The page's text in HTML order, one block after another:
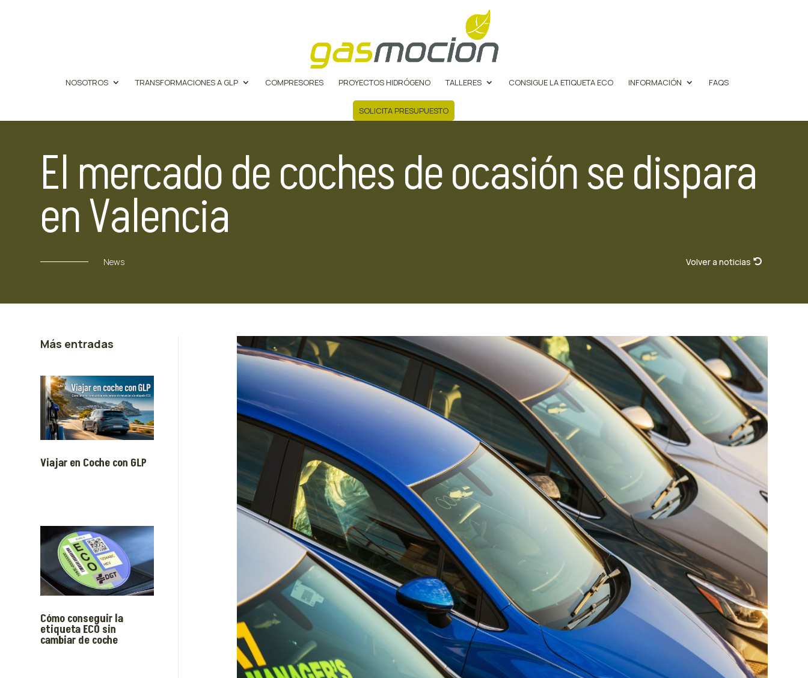
NOSOTROS TRANSFORMACIONES A GLP COMPRESORES PROYECTOS HIDRÓGENO TALLERES CONSIGUE LA ETIQUETA ECO INFORMACIÓN FAQS
SOLICITA PRESUPUESTO
El mercado de coches de ocasión se dispara
en Valencia
News Volver a noticias
Más entradas
Viajar en Coche con GLP
Cómo conseguir la
etiqueta ECO sin
cambiar de coche